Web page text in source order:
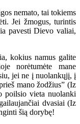
nemato, tai tokiems
Jei žmogus, turintis
pavesti Dievo valiai,
kokius namus galite
norėtumėte mane
jei ne į nuolankųjį, į
mano žodžius” (Iz
poilsio vieta nuolanki
dvasiai (Iz
šią dorybę!